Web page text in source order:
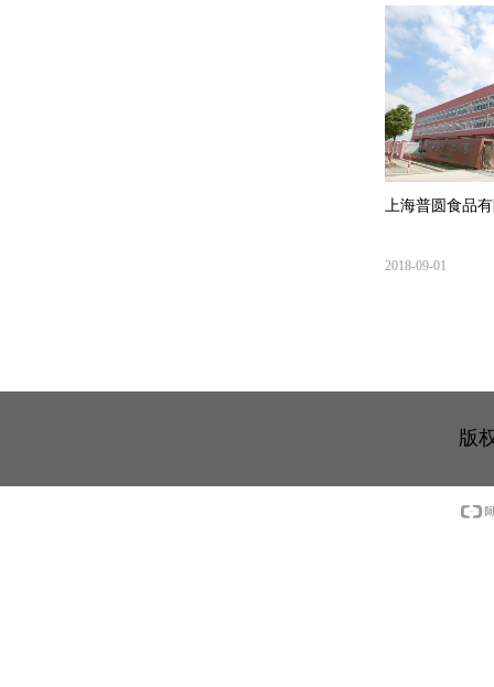
上海普圆食品
2018-09-01
版